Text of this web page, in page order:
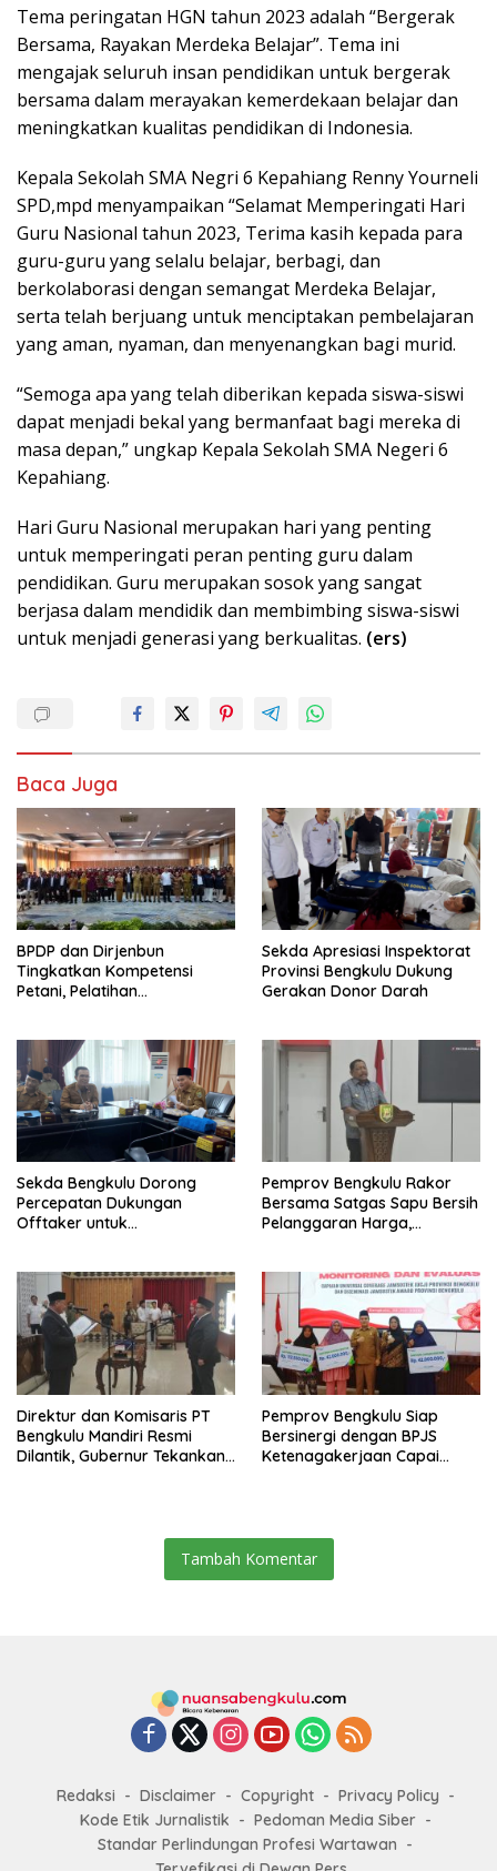
Tema peringatan HGN tahun 2023 adalah “Bergerak
Bersama, Rayakan Merdeka Belajar”. Tema ini
mengajak seluruh insan pendidikan untuk bergerak
bersama dalam merayakan kemerdekaan belajar dan
meningkatkan kualitas pendidikan di Indonesia.
Kepala Sekolah SMA Negri 6 Kepahiang Renny Yourneli
SPD,mpd menyampaikan “Selamat Memperingati Hari
Guru Nasional tahun 2023, Terima kasih kepada para
guru-guru yang selalu belajar, berbagi, dan
berkolaborasi dengan semangat Merdeka Belajar,
serta telah berjuang untuk menciptakan pembelajaran
yang aman, nyaman, dan menyenangkan bagi murid.
“Semoga apa yang telah diberikan kepada siswa-siswi
dapat menjadi bekal yang bermanfaat bagi mereka di
masa depan,” ungkap Kepala Sekolah SMA Negeri 6
Kepahiang.
Hari Guru Nasional merupakan hari yang penting
untuk memperingati peran penting guru dalam
pendidikan. Guru merupakan sosok yang sangat
berjasa dalam mendidik dan membimbing siswa-siswi
untuk menjadi generasi yang berkualitas. (ers)
Baca Juga
BPDP dan Dirjenbun
Tingkatkan Kompetensi
Petani, Pelatihan
Dibuka di Bengkulu
Sekda Apresiasi Inspektorat
Provinsi Bengkulu Dukung
Gerakan Donor Darah
Sekda Bengkulu Dorong
Percepatan Dukungan
Offtaker untuk
Pemprov Bengkulu Rakor
Bersama Satgas Sapu Bersih
Pelanggaran Harga,
Masih Jadi Sorotan
Direktur dan Komisaris PT
Bengkulu Mandiri Resmi
Dilantik, Gubernur Tekankan
Pemprov Bengkulu Siap
Bersinergi dengan BPJS
Ketenagakerjaan Capai
Tambah Komentar
Redaksi Disclaimer Copyright
Privacy Policy
Kode Etik Jurnalistik
Pedoman Media Siber
Standar Perlindungan Profesi Wartawan